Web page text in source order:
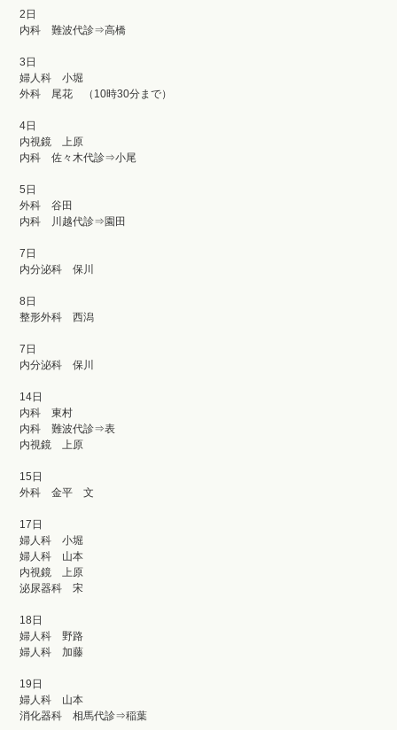
2日
内科 難波代診⇒高橋
3日
婦人科 小堀
外科 尾花 （10時30分まで）
4日
内視鏡 上原
内科 佐々木代診⇒小尾
5日
外科 谷田
内科 川越代診⇒園田
7日
内分泌科 保川
8日
整形外科 西潟
7日
内分泌科 保川
14日
内科 東村
内科 難波代診⇒表
内視鏡 上原
15日
外科 金平 文
17日
婦人科 小堀
婦人科 山本
内視鏡 上原
泌尿器科 宋
18日
婦人科 野路
婦人科 加藤
19日
婦人科 山本
消化器科 相馬代診⇒稲葉